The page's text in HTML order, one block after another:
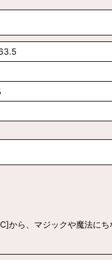
から、マジックや魔法に